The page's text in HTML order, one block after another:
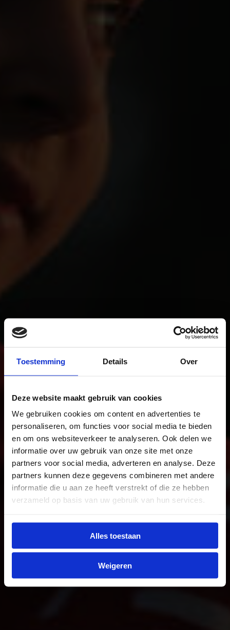
Toestemming Details Over
Deze website maakt gebruik van cookies
We gebruiken cookies om content en advertenties te
personaliseren, om functies voor social media te bieden
en om ons websiteverkeer te analyseren. Ook delen we
informatie over uw gebruik van onze site met onze
partners voor social media, adverteren en analyse. Deze
partners kunnen deze gegevens combineren met andere
informatie die u aan ze heeft verstrekt of die ze hebben
verzameld op basis van uw gebruik van hun services.
Alles toestaan
Weigeren